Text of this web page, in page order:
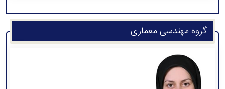
گروه مهندسی معماری